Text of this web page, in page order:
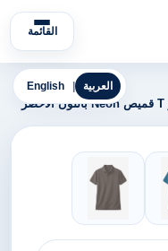
القائمة
English العربية